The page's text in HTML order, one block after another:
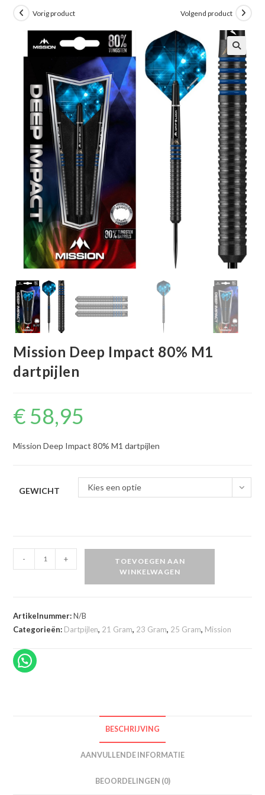
Vorig product Volgend product
Mission Deep Impact 80% M1
dartpijlen
€ 58,95
Mission Deep Impact 80% M1 dartpijlen
GEWICHT Kies een optie
Deep
M1
dartpijlen
- +
TOEVOEGEN AAN
WINKELWAGEN
Artikelnummer:N/B
Categorieën: Dartpijlen, 21 Gram, 23 Gram, 25 Gram, Mission
BESCHRIJVING
AANVULLENDE INFORMATIE
BEOORDELINGEN (0)